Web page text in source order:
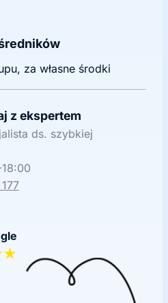
za własne środki
z ekspertem
ds. szybkiej